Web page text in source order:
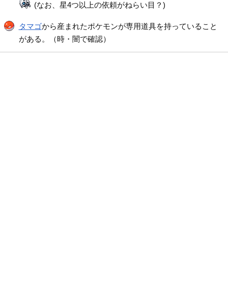
(なお、星4つ以上の依頼がねらい目？)
タマゴから産まれたポケモンが専用道具を持っていること
がある。（時・闇で確認）